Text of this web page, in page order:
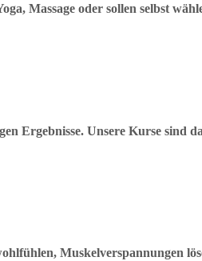
Massage oder sollen selbst
Ergebnisse. Unsere Kurse sind
Muskelverspannungen